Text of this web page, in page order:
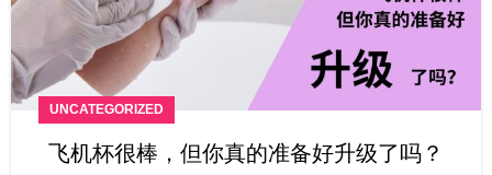
UNCATEGORIZED
飞机杯很棒，但你真的准备好升级了吗？